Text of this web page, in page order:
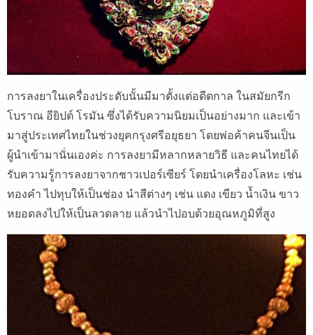
การลงยาในเครื่องประดับนั้นมีมาตั้งแต่อดีตกาล ในสมัยกรีก
โบราณ อียิปต์ โรมัน ซึ่งได้รับความนิยมเป็นอย่างมาก และเข้า
มาสู่ประเทศไทยในช่วงยุคกรุงศรีอยุธยา โดยพ่อค้าคนจีนเป็น
ผู้นำเข้ามานั่นเองค่ะ การลงยามีหลากหลายวิธี และคนไทยได้
รับความรู้การลงยาจากชาวเปอร์เซียร์ โดยนำเครื่องโลหะ เช่น
ทองคำ ไปทุบให้เป็นช่อง นำสีต่างๆ เช่น แดง เขียว น้ำเงิน ขาว
หยอดลงไปให้เป็นลวดลาย แล้วนำไปอบด้วยอุณหภูมิที่สูง